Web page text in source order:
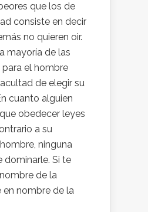
que los de
consiste en decir
no quieren oir.
mayoría de las
para el hombre
de elegir su
cuanto alguien
obedecer leyes
a su
ninguna
dominarle. Si te
de la
en nombre de la